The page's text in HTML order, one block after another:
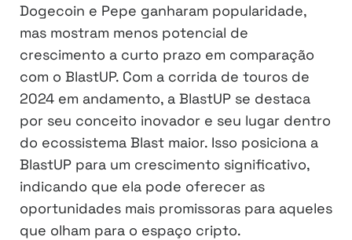
Dogecoin e Pepe ganharam popularidade,
mas mostram menos potencial de
crescimento a curto prazo em comparação
com o BlastUP. Com a corrida de touros de
2024 em andamento, a BlastUP se destaca
por seu conceito inovador e seu lugar dentro
do ecossistema Blast maior. Isso posiciona a
BlastUP para um crescimento significativo,
indicando que ela pode oferecer as
oportunidades mais promissoras para aqueles
que olham para o espaço cripto.